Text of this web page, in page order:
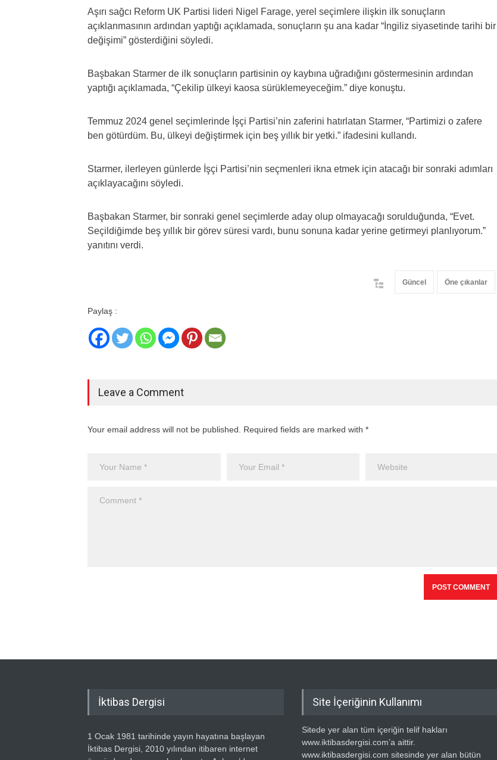
Aşırı sağcı Reform UK Partisi lideri Nigel Farage, yerel seçimlere ilişkin ilk sonuçların
açıklanmasının ardından yaptığı açıklamada, sonuçların şu ana kadar “İngiliz siyasetinde tarihi bir
değişimi” gösterdiğini söyledi.
Başbakan Starmer de ilk sonuçların partisinin oy kaybına uğradığını göstermesinin ardından
yaptığı açıklamada, “Çekilip ülkeyi kaosa sürüklemeyeceğim.” diye konuştu.
Temmuz 2024 genel seçimlerinde İşçi Partisi’nin zaferini hatırlatan Starmer, “Partimizi o zafere
ben götürdüm. Bu, ülkeyi değiştirmek için beş yıllık bir yetki.” ifadesini kullandı.
Starmer, ilerleyen günlerde İşçi Partisi’nin seçmenleri ikna etmek için atacağı bir sonraki adımları
açıklayacağını söyledi.
Başbakan Starmer, bir sonraki genel seçimlerde aday olup olmayacağı sorulduğunda, “Evet.
Seçildiğimde beş yıllık bir görev süresi vardı, bunu sonuna kadar yerine getirmeyi planlıyorum.”
yanıtını verdi.
Güncel Öne çıkanlar
Paylaş :
Leave a Comment
Your email address will not be published. Required fields are marked with *
İktibas Dergisi
1 Ocak 1981 tarihinde yayın hayatına başlayan
İktibas Dergisi, 2010 yılından itibaren internet
Site İçeriğinin Kullanımı
Sitede yer alan tüm içeriğin telif hakları
www.iktibasdergisi.com’a aittir.
www.iktibasdergisi.com sitesinde yer alan bütün